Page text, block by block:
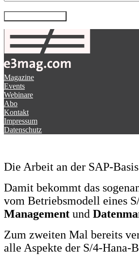
Magazine
Events
Webinare
Abo
Kontakt
Impressum
Datenschutz
Die Arbeit an der SAP-
Damit bekommt das
vom Betriebsmodell eines
Management und
Zum zweiten Mal bereits
alle Aspekte der S/4-Hana-